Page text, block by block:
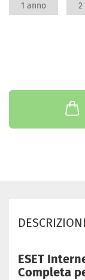
1 anno 2
ESET
Completa